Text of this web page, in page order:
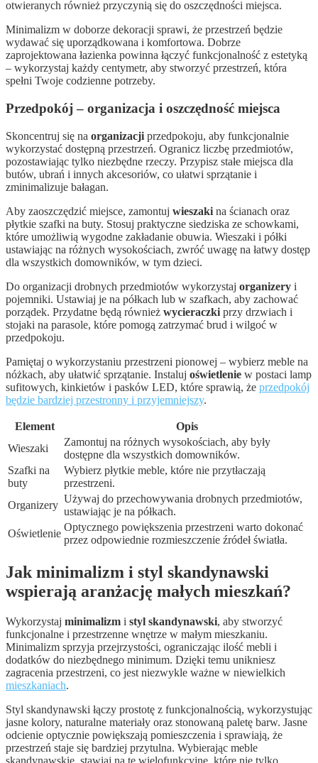
otwieranych również przyczynią się do oszczędności miejsca.
Minimalizm w doborze dekoracji sprawi, że przestrzeń będzie
wydawać się uporządkowana i komfortowa. Dobrze
zaprojektowana łazienka powinna łączyć funkcjonalność z estetyką
– wykorzystaj każdy centymetr, aby stworzyć przestrzeń, która
spełni Twoje codzienne potrzeby.
Przedpokój – organizacja i oszczędność miejsca
Skoncentruj się na organizacji przedpokoju, aby funkcjonalnie
wykorzystać dostępną przestrzeń. Ogranicz liczbę przedmiotów,
pozostawiając tylko niezbędne rzeczy. Przypisz stałe miejsca dla
butów, ubrań i innych akcesoriów, co ułatwi sprzątanie i
zminimalizuje bałagan.
Aby zaoszczędzić miejsce, zamontuj wieszaki na ścianach oraz
płytkie szafki na buty. Stosuj praktyczne siedziska ze schowkami,
które umożliwią wygodne zakładanie obuwia. Wieszaki i półki
ustawiając na różnych wysokościach, zwróć uwagę na łatwy dostęp
dla wszystkich domowników, w tym dzieci.
Do organizacji drobnych przedmiotów wykorzystaj organizery i
pojemniki. Ustawiaj je na półkach lub w szafkach, aby zachować
porządek. Przydatne będą również wycieraczki przy drzwiach i
stojaki na parasole, które pomogą zatrzymać brud i wilgoć w
przedpokoju.
Pamiętaj o wykorzystaniu przestrzeni pionowej – wybierz meble na
nóżkach, aby ułatwić sprzątanie. Instaluj oświetlenie w postaci lamp
sufitowych, kinkietów i pasków LED, które sprawią, że przedpokój
będzie bardziej przestronny i przyjemniejszy.
Element
Opis
Wieszaki
Zamontuj na różnych wysokościach, aby były
dostępne dla wszystkich domowników.
Szafki na
buty
Wybierz płytkie meble, które nie przytłaczają
przestrzeni.
Organizery
Używaj do przechowywania drobnych przedmiotów,
ustawiając je na półkach.
Oświetlenie
Optycznego powiększenia przestrzeni warto dokonać
przez odpowiednie rozmieszczenie źródeł światła.
Jak minimalizm i styl skandynawski
wspierają aranżację małych mieszkań?
Wykorzystaj minimalizm i styl skandynawski, aby stworzyć
funkcjonalne i przestrzenne wnętrze w małym mieszkaniu.
Minimalizm sprzyja przejrzystości, ograniczając ilość mebli i
dodatków do niezbędnego minimum. Dzięki temu unikniesz
zagracenia przestrzeni, co jest niezwykle ważne w niewielkich
mieszkaniach.
Styl skandynawski łączy prostotę z funkcjonalnością, wykorzystując
jasne kolory, naturalne materiały oraz stonowaną paletę barw. Jasne
odcienie optycznie powiększają pomieszczenia i sprawiają, że
przestrzeń staje się bardziej przytulna. Wybierając meble
skandynawskie, stawiaj na te wielofunkcyjne, które nie tylko